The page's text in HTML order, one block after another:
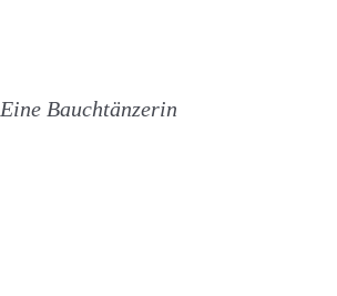
Eine Bauchtänzerin